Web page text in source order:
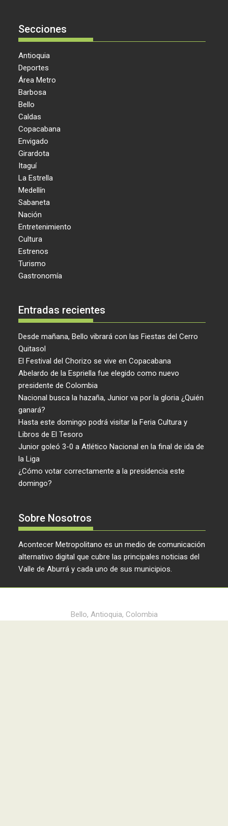
Secciones
Antioquia
Deportes
Área Metro
Barbosa
Bello
Caldas
Copacabana
Envigado
Girardota
Itaguí
La Estrella
Medellín
Sabaneta
Nación
Entretenimiento
Cultura
Estrenos
Turismo
Gastronomía
Entradas recientes
Desde mañana, Bello vibrará con las Fiestas del Cerro
Quitasol
El Festival del Chorizo se vive en Copacabana
Abelardo de la Espriella fue elegido como nuevo
presidente de Colombia
Nacional busca la hazaña, Junior va por la gloria ¿Quién
ganará?
Hasta este domingo podrá visitar la Feria Cultura y
Libros de El Tesoro
Junior goleó 3-0 a Atlético Nacional en la final de ida de
la Liga
¿Cómo votar correctamente a la presidencia este
domingo?
Sobre Nosotros
Acontecer Metropolitano es un medio de comunicación
alternativo digital que cubre las principales noticias del
Valle de Aburrá y cada uno de sus municipios.
Bello, Antioquia, Colombia